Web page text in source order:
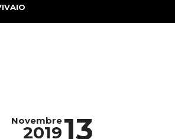
13
Novembre
2019